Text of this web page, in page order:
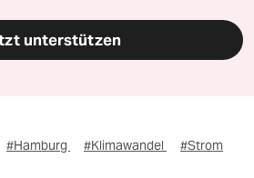
unterstützen
#Hamburg #Klimawandel #Strom